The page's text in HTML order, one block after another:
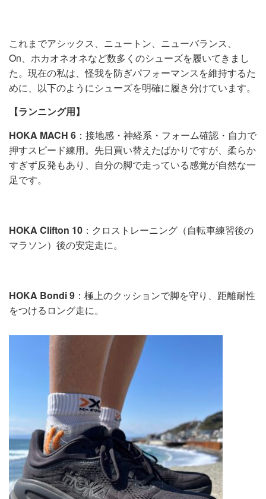
これまでアシックス、ニュートン、ニューバランス、
On、ホカオネオネなど数多くのシューズを履いてきまし
た。現在の私は、怪我を防ぎパフォーマンスを維持するた
めに、以下のようにシューズを明確に履き分けています。
【ランニング用】
HOKA MACH 6 ：接地感・神経系・フォーム確認・自力で
押すスピード練用。先日買い替えたばかりですが、柔らか
すぎず反発もあり、自分の脚で走っている感覚が自然な一
足です。
HOKA Clifton 10 ：クロストレーニング（自転車練習後の
マラソン）後の安定走に。
HOKA Bondi 9 ：極上のクッションで脚を守り、距離耐性
をつけるロング走に。